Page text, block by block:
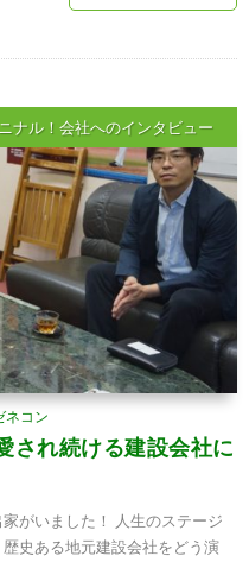
ナル！会社へのインタビュー
ネコン
され続ける建設会社に
がいました！ 人生のステージ
史ある地元建設会社をどう演